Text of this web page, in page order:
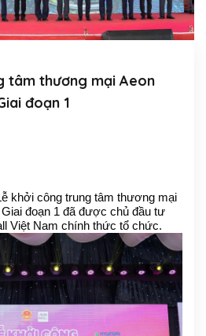
tâm thương mại Aeon
đoạn 1
khởi công trung tâm thương mại
đoạn 1 đã được chủ đầu tư
Việt Nam chính thức tổ chức.